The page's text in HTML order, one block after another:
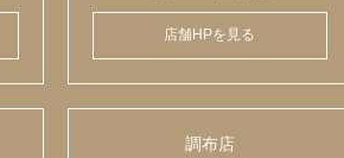
店舗HPを見る
調布店